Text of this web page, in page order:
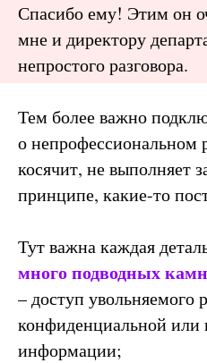
Спасибо ему! Этим он
мне и директору
непростого разговора.
Тем более важно
о непрофессиональном
косячит, не выполняет
принципе, какие-то
Тут важна каждая
много подводных
– доступ увольняемого
конфиденциальной или
информации;